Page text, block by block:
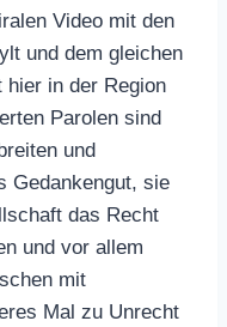
Video mit den
und dem gleichen
hier in der Region
Parolen sind
und
Gedankengut, sie
das Recht
und vor allem
mit
Mal zu Unrecht